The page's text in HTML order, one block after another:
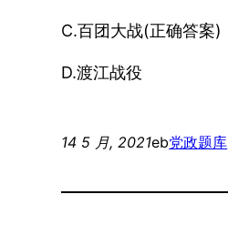
C.百团大战(正确答案)
D.渡江战役
14 5 月, 2021eb党政题库